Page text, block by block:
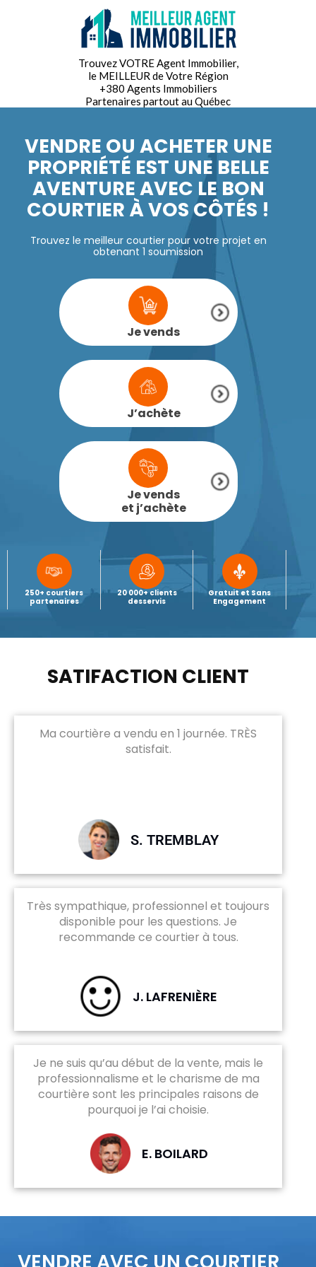
Trouvez VOTRE Agent Immobilier,
le MEILLEUR de Votre Région
+380 Agents Immobiliers
Partenaires partout au Québec
VENDRE OU ACHETER UNE
PROPRIÉTÉ EST UNE BELLE
AVENTURE AVEC LE BON
COURTIER À VOS CÔTÉS !
Trouvez le meilleur courtier pour votre projet en
obtenant 1 soumission
Je vends
J’achète
Je vends
et j’achète
250+ courtiers
partenaires
20 000+ clients
desservis
Gratuit et Sans
Engagement
SATIFACTION CLIENT
Ma courtière a vendu en 1 journée. TRÈS
satisfait.
S. TREMBLAY
Très sympathique, professionnel et toujours
disponible pour les questions. Je
recommande ce courtier à tous.
J. LAFRENIÈRE
Je ne suis qu’au début de la vente, mais le
professionnalisme et le charisme de ma
courtière sont les principales raisons de
pourquoi je l’ai choisie.
E. BOILARD
VENDRE AVEC UN COURTIER